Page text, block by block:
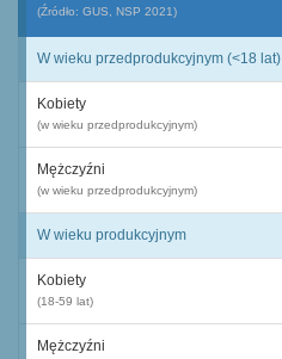
(Źródło: GUS, NSP 2021)
W wieku przedprodukcyjnym (<18 lat)
Kobiety
(w wieku przedprodukcyjnym)
Mężczyźni
(w wieku przedprodukcyjnym)
W wieku produkcyjnym
Kobiety
(18-59 lat)
Mężczyźni